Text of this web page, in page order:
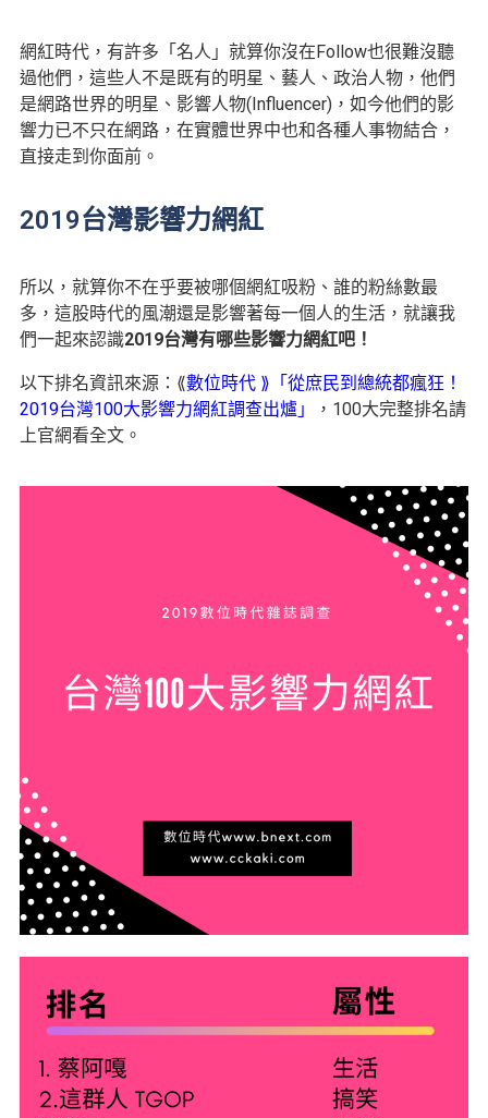
網紅時代，有許多「名人」就算你沒在Follow也很難沒聽
過他們，這些人不是既有的明星、藝人、政治人物，他們
是網路世界的明星、影響人物(Influencer)，如今他們的影
響力已不只在網路，在實體世界中也和各種人事物結合，
直接走到你面前。
2019台灣影響力網紅
所以，就算你不在乎要被哪個網紅吸粉、誰的粉絲數最
多，這股時代的風潮還是影響著每一個人的生活，就讓我
們一起來認識2019台灣有哪些影響力網紅吧！
以下排名資訊來源：⟪數位時代 ⟫「從庶民到總統都瘋狂！
2019台灣100大影響力網紅調查出爐」
，100大完整排名請
上官網看全文。